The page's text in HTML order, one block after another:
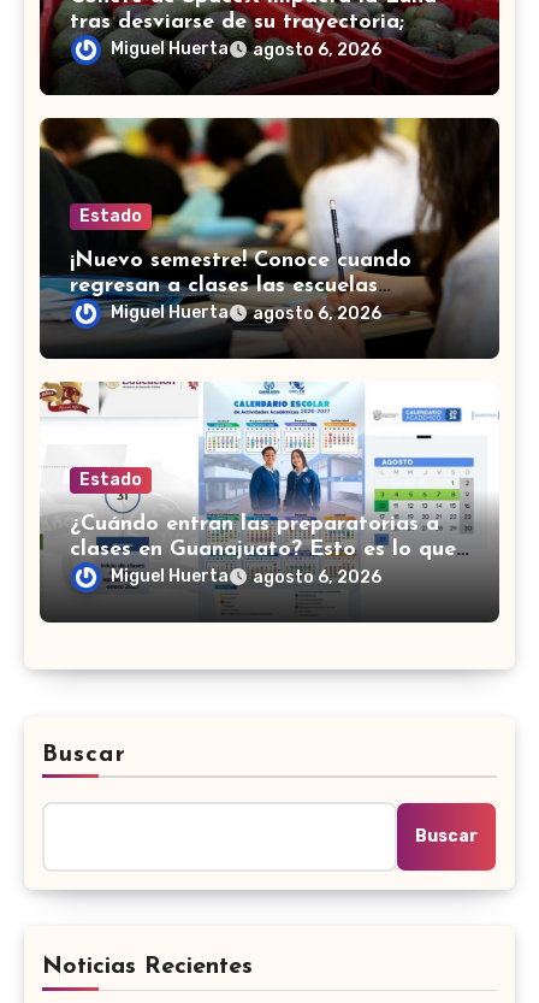
tras desviarse de su trayectoria;
científicos confirman el choque
Miguel Huerta agosto 6, 2026
Estado
¡Nuevo semestre! Conoce cuando
regresan a clases las escuelas
normales en Guanajuato
Miguel Huerta agosto 6, 2026
Estado
¿Cuándo entran las preparatorias a
clases en Guanajuato? Esto es lo que
se sabeMiguel Huerta agosto 6, 2026
Buscar
Buscar
Noticias Recientes